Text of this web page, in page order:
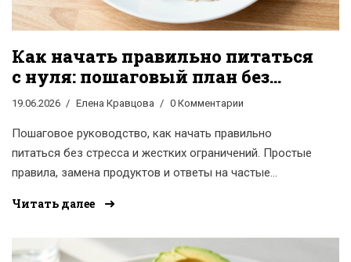
Как начать правильно питаться
с нуля: пошаговый план без
диет и стресса
19.06.2026 Елена Кравцова 0 Комментарии
Пошаговое руководство, как начать правильно
питаться без стресса и жестких ограничений. Простые
правила, замена продуктов и ответы на частые
Читать далее